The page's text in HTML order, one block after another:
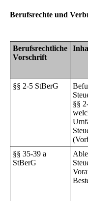
Berufsrechte und
Berufsrechtliche
Vorschrift
§§ 2-5 StBerG
§§
§§ 35-39 a
StBerG